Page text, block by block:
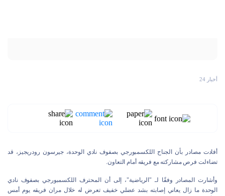
أخبار 24
أفادت مصادر بأن الجناح اللكسمبورجي بصفوف نادي الوحدة، جيرسون رودريجيز، قد
تضاءلت فرص مشاركته مع فريقه أمام التعاون.
وأشارت المصادر وفقًا لـ "الرياضية"، إلى أن المحترف اللكسمبورجي بصفوف نادي
الوحدة ما زال يعاني إصابته بشد عضلي خفيف تعرض له خلال مران فريقه يوم أمس